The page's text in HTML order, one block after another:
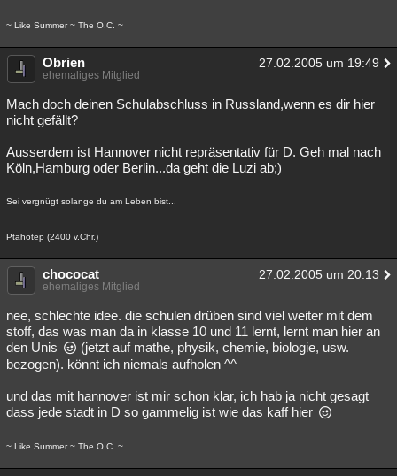
~ Like Summer ~ The O.C. ~
Obrien 27.02.2005 um 19:49
ehemaliges Mitglied
Mach doch deinen Schulabschluss in Russland,wenn es dir hier
nicht gefällt?
Ausserdem ist Hannover nicht repräsentativ für D. Geh mal nach
Köln,Hamburg oder Berlin...da geht die Luzi ab;)
Sei vergnügt solange du am Leben bist...
Ptahotep (2400 v.Chr.)
chococat 27.02.2005 um 20:13
ehemaliges Mitglied
nee, schlechte idee. die schulen drüben sind viel weiter mit dem
stoff, das was man da in klasse 10 und 11 lernt, lernt man hier an
den Unis
(jetzt auf mathe, physik, chemie, biologie, usw.
bezogen). könnt ich niemals aufholen ^^
und das mit hannover ist mir schon klar, ich hab ja nicht gesagt
dass jede stadt in D so gammelig ist wie das kaff hier
~ Like Summer ~ The O.C. ~